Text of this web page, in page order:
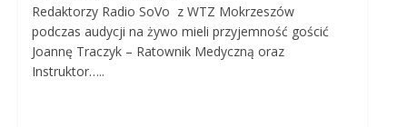
Redaktorzy Radio SoVo z WTZ Mokrzeszów
podczas audycji na żywo mieli przyjemność gościć
Joannę Traczyk – Ratownik Medyczną oraz
Instruktor…..